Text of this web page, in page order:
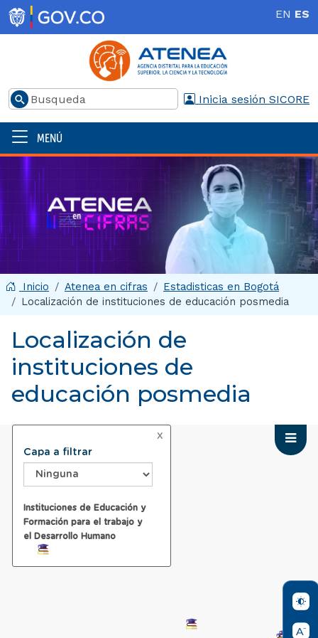
Pasar al contenido principal EN ES
Buscar Inicia sesión SICORE
Menú principal | 2025
MENÚ
Inicio Atenea en cifras
Estadisticas en Bogotá
Localización de instituciones de educación posmedia
Localización de
instituciones de
educación posmedia